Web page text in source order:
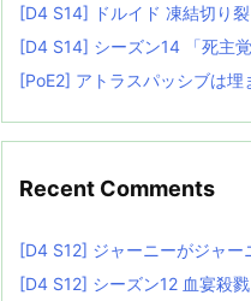
[D4 S14] ドルイド 凍結切り
[D4 S14] シーズン14 「死主
[PoE2] アトラスパッシブは埋
Recent Comments
[D4 S12] ジャーニーがジャー
[D4 S12] シーズン12 血宴殺